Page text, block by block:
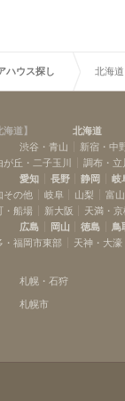
ハウス探し 北海道
海道 】 北海道
渋谷・青山
新宿・中
が丘・二子玉川
調布・立
愛知
長野 静岡 岐
その他
岐阜 山梨 富山
・船場
新大阪 天満・京
広島
岡山 徳島 鳥
・福岡市東部
天神・大濠
札幌・石狩
札幌市